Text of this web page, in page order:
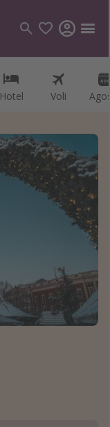
Hotel Voli